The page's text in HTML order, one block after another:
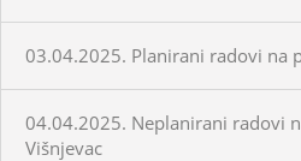
03.04.2025. Planirani radovi na
04.04.2025. Neplanirani radovi
Višnjevac